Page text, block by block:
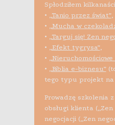
Spłodziłem
• „Tanio przez świat”,
• „Mucha w
• „Targuj się! Zen
• „Efekt tygrysa”,
•
• „Biblia e-biznesu”
tego typu projekt na
Prowadzę szkolenia
obsługi klienta („Zen
negocjacji („Zen